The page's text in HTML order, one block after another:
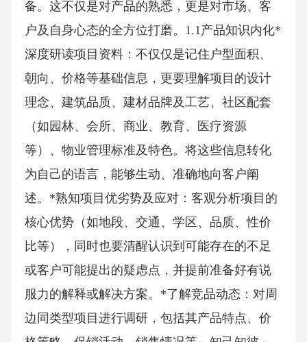
备。这不仅是对产品的熟悉，更是对市场、客
户及自身心态的全方位打磨。1.1产品知识内化*
深度研读项目资料：不仅仅是记住户型面积、
朝向、价格等基础信息，更要理解项目的设计
理念、建筑品质、建材品牌及工艺、社区配套
（如园林、会所、商业、教育、医疗资源
等）、物业管理标准及特色。将这些信息转化
为自己的语言，能够生动、准确地向客户阐
述。*熟知项目优劣势及应对：客观分析项目的
核心优势（如地段、交通、学区、品质、性价
比等），同时也要清醒认识到可能存在的不足
或客户可能提出的疑虑点，并提前准备好有说
服力的解释或解决方案。*了解竞品动态：对周
边同类型项目进行调研，包括其产品特点、价